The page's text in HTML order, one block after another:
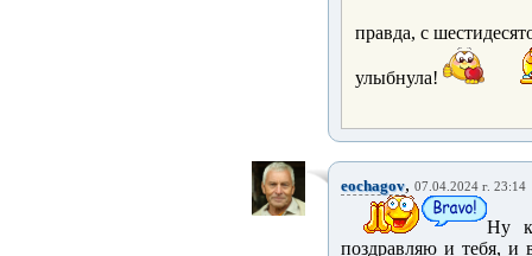
правда, с
улыбнула!
eochagov, 07.04.2024 г. 23:14
Ну
поздравляю и тебя, и